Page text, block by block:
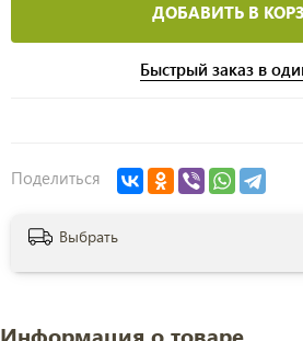
ДОБАВИТЬ В
Быстрый заказ в
Поделиться
Выбрать